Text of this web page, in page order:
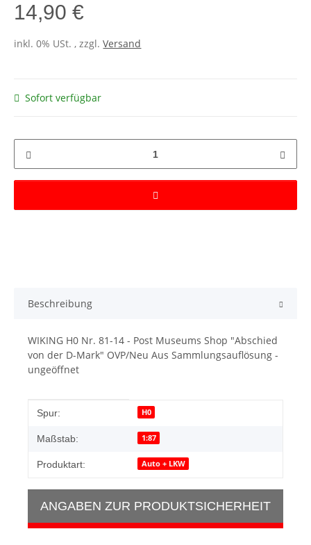
14,90 €
inkl. 0% USt. , zzgl.Versand
Sofort verfügbar
Beschreibung
WIKING H0 Nr. 81-14 - Post Museums Shop "Abschied
von der D-Mark" OVP/Neu Aus Sammlungsauflösung -
ungeöffnet
Produkteigenschaft
Wert
Spur: H0
Maßstab: 1:87
Produktart: Auto + LKW
ANGABEN ZUR PRODUKTSICHERHEIT